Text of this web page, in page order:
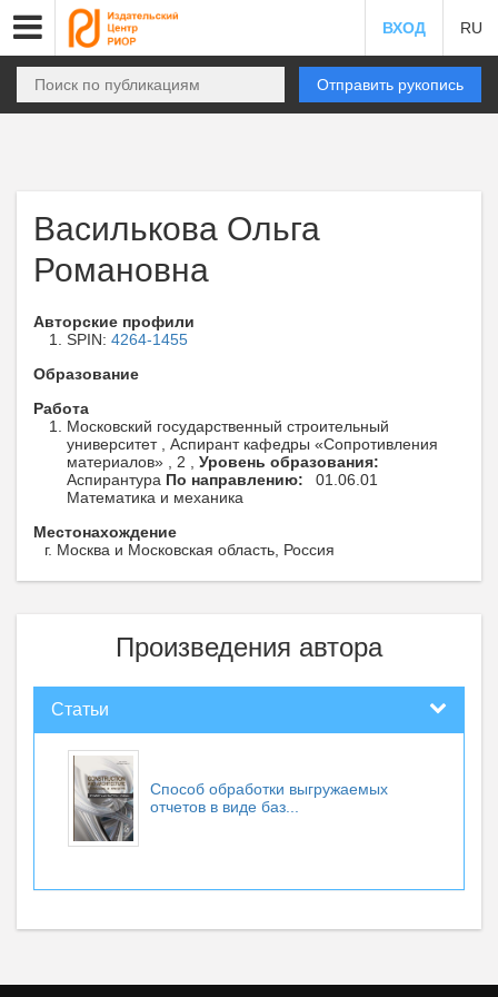
ВХОД RU
Отправить рукопись
Василькова Ольга
Романовна
Авторские профили
SPIN: 4264-1455
Образование
Работа
Московский государственный строительный
университет , Аспирант кафедры «Сопротивления
материалов» , 2 , Уровень образования:
Аспирантура По направлению:
01.06.01
Математика и механика
Местонахождение
г. Москва и Московская область, Россия
Произведения автора
Статьи
Способ обработки выгружаемых
отчетов в виде баз...